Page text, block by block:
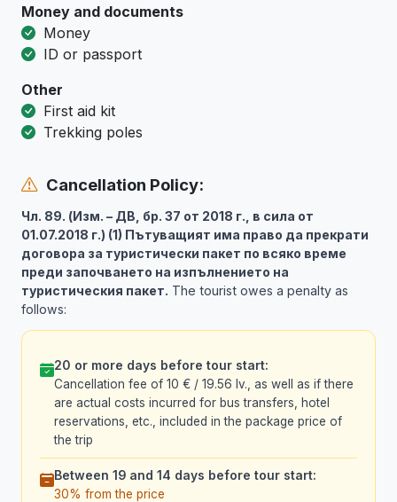
Money and documents
Money
ID or passport
Other
First aid kit
Trekking poles
Cancellation Policy:
Чл. 89. (Изм. – ДВ, бр. 37 от 2018 г., в сила от
01.07.2018 г.) (1) Пътуващият има право да прекрати
договора за туристически пакет по всяко време
преди започването на изпълнението на
туристическия пакет. The tourist owes a penalty as
follows:
20 or more days before tour start:
Cancellation fee of 10 € / 19.56 lv., as well as if there
are actual costs incurred for bus transfers, hotel
reservations, etc., included in the package price of
the trip
Between 19 and 14 days before tour start:
30% from the price